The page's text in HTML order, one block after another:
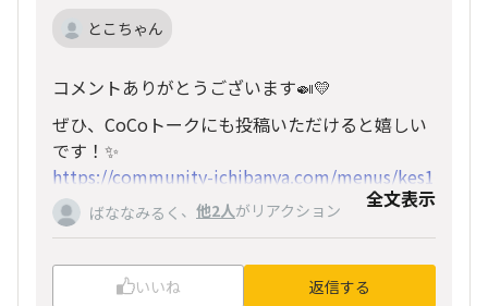
とこちゃん
コメントありがとうございます🍛💛
ぜひ、CoCoトークにも投稿いただけると嬉しい
です！✨
https://community-ichibanya.com/menus/kes1
sgdtg58tqdhn/chat_categories
塩分についての大切なご意見もいただき、誠にあ
りがとうございます。
いただいたお声は今後の参考にさせていただきま
ばななみるく 、 他2人がリアクション 全文表示
いいね 返信する